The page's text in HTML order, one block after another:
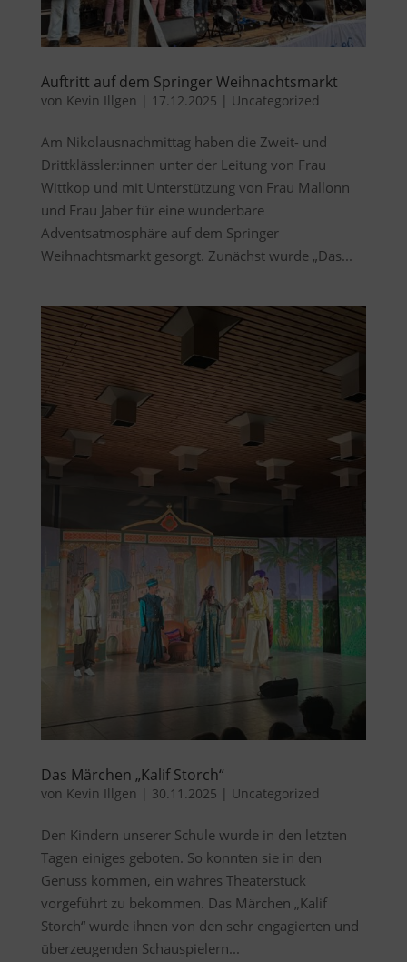
Auftritt auf dem Springer Weihnachtsmarkt
von Kevin Illgen | 17.12.2025 | Uncategorized
Am Nikolausnachmittag haben die Zweit- und
Drittklässler:innen unter der Leitung von Frau
Wittkop und mit Unterstützung von Frau Mallonn
und Frau Jaber für eine wunderbare
Adventsatmosphäre auf dem Springer
Weihnachtsmarkt gesorgt. Zunächst wurde „Das...
Das Märchen „Kalif Storch“
von Kevin Illgen | 30.11.2025 | Uncategorized
Den Kindern unserer Schule wurde in den letzten
Tagen einiges geboten. So konnten sie in den
Genuss kommen, ein wahres Theaterstück
vorgeführt zu bekommen. Das Märchen „Kalif
Storch“ wurde ihnen von den sehr engagierten und
überzeugenden Schauspielern...